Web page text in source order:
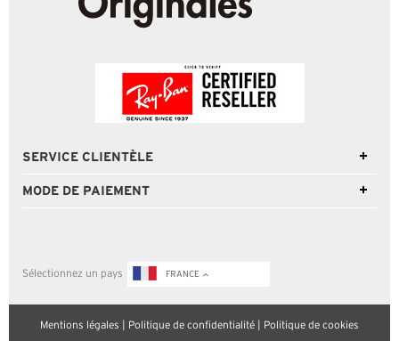
SERVICE CLIENTÈLE
MODE DE PAIEMENT
Sélectionnez un pays FRANCE
Mentions légales Politique de confidentialité Politique de cookies